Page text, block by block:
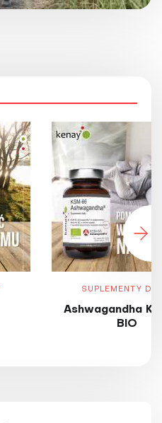
SUPLEMENTY
Ashwagandha
BIO